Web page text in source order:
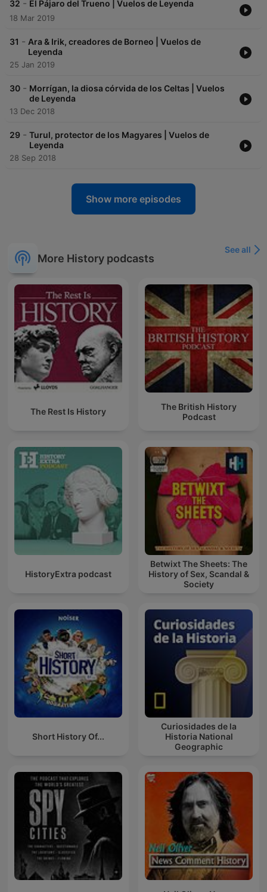
32 - El Pájaro del Trueno | Vuelos de Leyenda
18 Mar 2019
31 - Ara & Irik, creadores de Borneo | Vuelos de
Leyenda
25 Jan 2019
30 - Morrígan, la diosa córvida de los Celtas | Vuelos
de Leyenda
13 Dec 2018
29 - Turul, protector de los Magyares | Vuelos de
Leyenda
28 Sep 2018
Show more episodes
More History podcasts
See all
The Rest Is History
The British History
Podcast
HistoryExtra podcast
Betwixt The Sheets: The
History of Sex, Scandal &
Society
Short History Of...
Curiosidades de la
Historia National
Geographic